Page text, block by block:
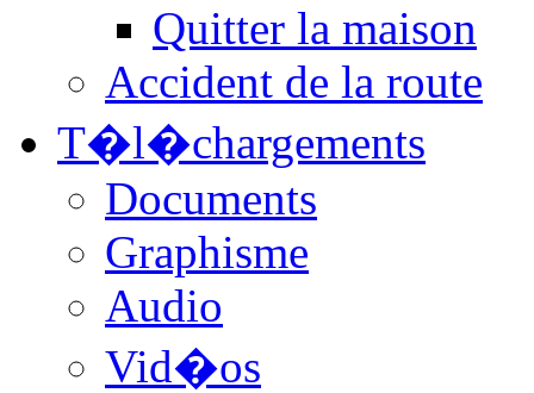
Quitter la maison
Accident de la route
T�l�chargements
Documents
Graphisme
Audio
Vid�os